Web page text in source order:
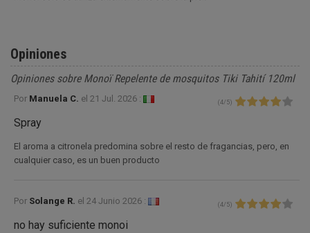
Opiniones
Opiniones sobre Monoï Repelente de mosquitos Tiki Tahití 120ml
Por Manuela C. el 21 Jul. 2026 : (4/ 5)
Spray
El aroma a citronela predomina sobre el resto de fragancias, pero, en
cualquier caso, es un buen producto
Por Solange R. el 24 Junio 2026 : (4/ 5)
no hay suficiente monoi